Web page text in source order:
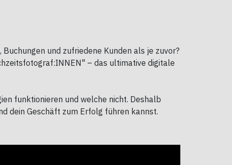
und zufriedene Kunden als je zuvor?
– das ultimative digitale
funktionieren und welche nicht. Deshalb
dein Geschäft zum Erfolg führen kannst.